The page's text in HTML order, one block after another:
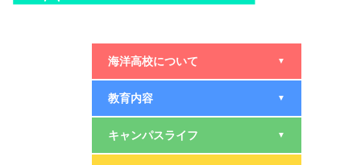
海洋高校について ▼
教育内容 ▼
キャンパスライフ ▼